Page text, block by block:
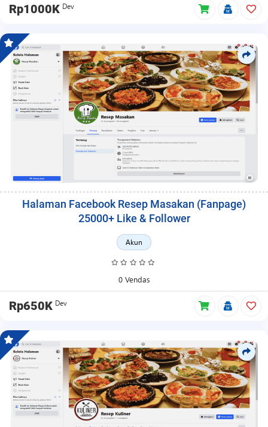
Rp1000K Dev
Halaman Facebook Resep Masakan (Fanpage)
25000+ Like & Follower
Akun
0 Vendas
Rp650K Dev